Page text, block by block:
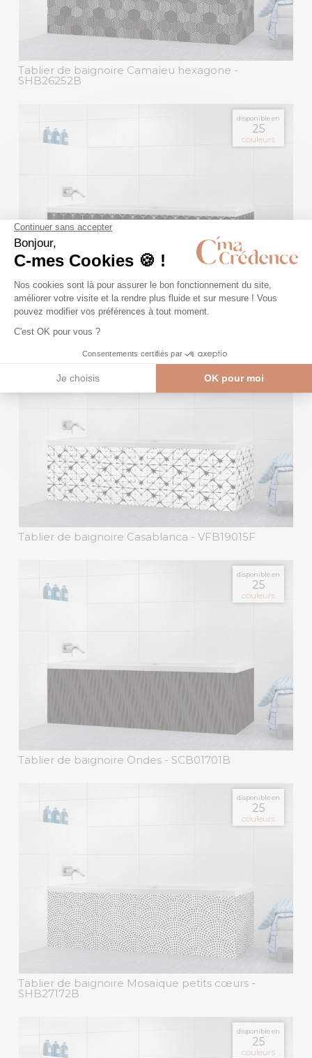
Tablier de baignoire Camaïeu hexagone -
SHB26252B
disponible en
25
couleurs
Tablier de baignoire Carreaux de ciment
hexagonaux - SCB17043K
25
couleurs
Tablier de baignoire Casablanca - VFB19015F
disponible en
25
couleurs
Tablier de baignoire Ondes - SCB01701B
disponible en
25
couleurs
Tablier de baignoire Mosaïque petits cœurs -
SHB27172B
disponible en
25
couleurs